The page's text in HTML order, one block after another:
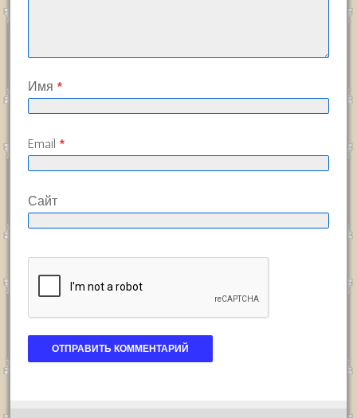
Имя *
Email *
Сайт